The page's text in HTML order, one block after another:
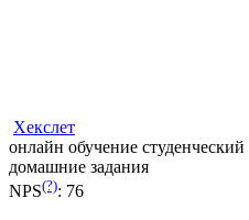
Хекслет
онлайн обучение студенческий
домашние задания
NPS(?): 76